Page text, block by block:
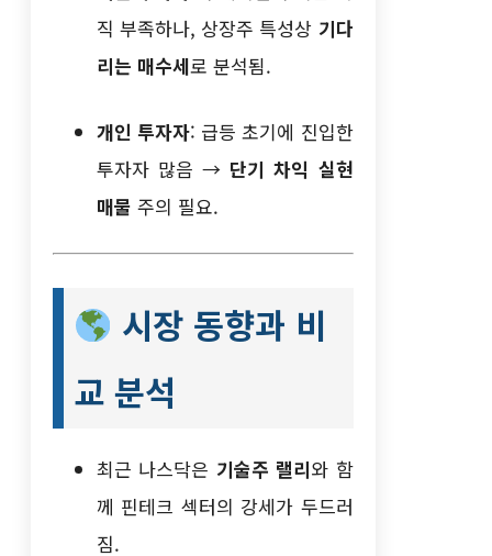
직 부족하나, 상장주 특성상 기다
리는 매수세로 분석됨.
개인 투자자: 급등 초기에 진입한
투자자 많음 → 단기 차익 실현
매물 주의 필요.
시장 동향과 비
교 분석
최근 나스닥은 기술주 랠리와 함
께 핀테크 섹터의 강세가 두드러
짐.